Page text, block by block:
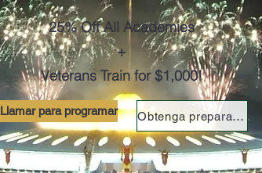
25% Off All Academies
+
Veterans Train for $1,000!
Llamar para programar Obtenga preparación para el permiso